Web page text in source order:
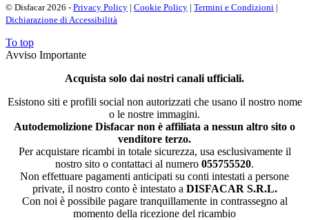
© Disfacar 2026 - Privacy Policy | Cookie Policy | Termini e Condizioni |
Dichiarazione di Accessibilità
To top
Avviso Importante
Acquista solo dai nostri canali ufficiali.
Esistono siti e profili social non autorizzati che usano il nostro nome
o le nostre immagini.
Autodemolizione Disfacar non è affiliata a nessun altro sito o
venditore terzo.
Per acquistare ricambi in totale sicurezza, usa esclusivamente il
nostro sito o contattaci al numero 055755520.
Non effettuare pagamenti anticipati su conti intestati a persone
private, il nostro conto è intestato a DISFACAR S.R.L.
Con noi è possibile pagare tranquillamente in contrassegno al
momento della ricezione del ricambio